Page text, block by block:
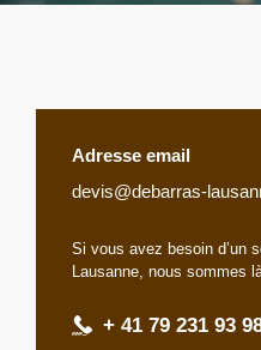
Adresse email
devis@debarras-
Si vous avez besoin d’un
Lausanne, nous sommes
+ 41 79 231 93